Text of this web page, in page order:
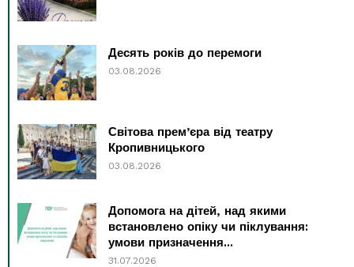
Десять років до перемоги
03.08.2026
Світова прем’єра від театру
Кропивницького
03.08.2026
Допомога на дітей, над якими
встановлено опіку чи піклування:
умови призначення...
31.07.2026